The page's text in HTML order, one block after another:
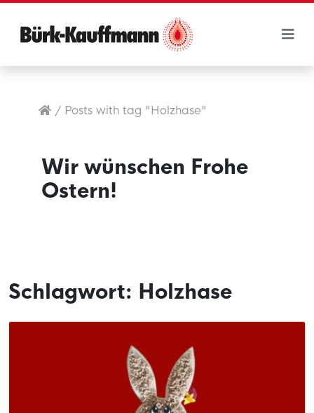
/ Posts with tag "Holzhase"
Wir wünschen Frohe
Ostern!
Schlagwort: Holzhase